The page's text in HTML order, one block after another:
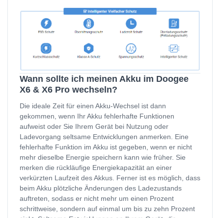
Wann sollte ich meinen Akku im Doogee
X6 & X6 Pro wechseln?
Die ideale Zeit für einen Akku-Wechsel ist dann
gekommen, wenn Ihr Akku fehlerhafte Funktionen
aufweist oder Sie Ihrem Gerät bei Nutzung oder
Ladevorgang seltsame Entwicklungen anmerken. Eine
fehlerhafte Funktion im Akku ist gegeben, wenn er nicht
mehr dieselbe Energie speichern kann wie früher. Sie
merken die rückläufige Energiekapazität an einer
verkürzten Laufzeit des Akkus. Ferner ist es möglich, dass
beim Akku plötzliche Änderungen des Ladezustands
auftreten, sodass er nicht mehr um einen Prozent
schrittweise, sondern auf einmal um bis zu zehn Prozent